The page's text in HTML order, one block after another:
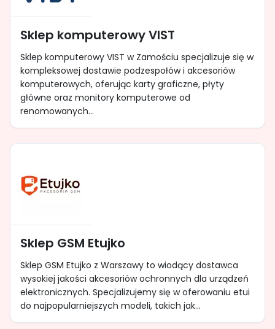
Sklep komputerowy VIST
Sklep komputerowy VIST w Zamościu specjalizuje się w
kompleksowej dostawie podzespołów i akcesoriów
komputerowych, oferując karty graficzne, płyty
główne oraz monitory komputerowe od
renomowanych...
Sklep GSM Etujko
Sklep GSM Etujko z Warszawy to wiodący dostawca
wysokiej jakości akcesoriów ochronnych dla urządzeń
elektronicznych. Specjalizujemy się w oferowaniu etui
do najpopularniejszych modeli, takich jak...